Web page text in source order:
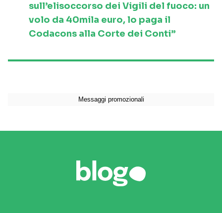
sull’elisoccorso dei Vigili del fuoco: un
volo da 40mila euro, lo paga il
Codacons alla Corte dei Conti”